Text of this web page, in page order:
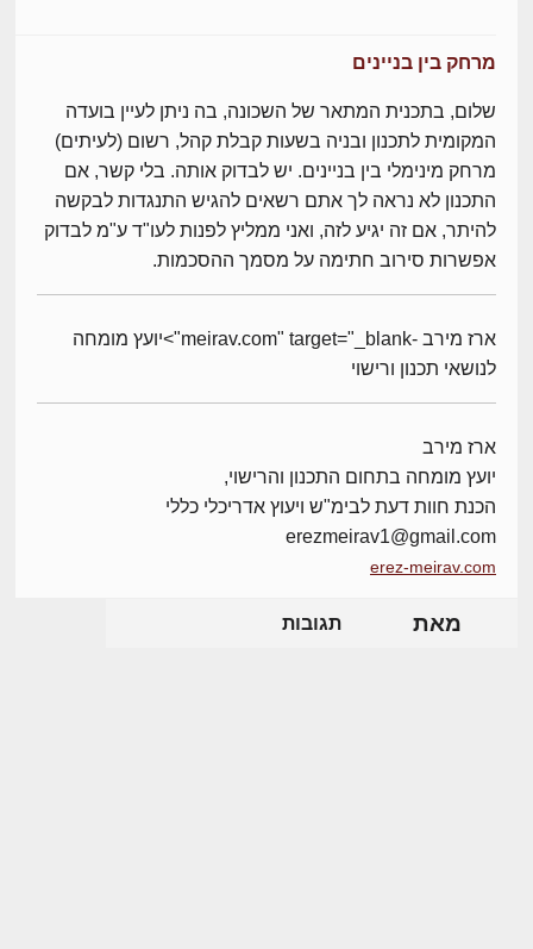
מרחק בין בניינים
שלום, בתכנית המתאר של השכונה, בה ניתן לעיין בועדה
המקומית לתכנון ובניה בשעות קבלת קהל, רשום (לעיתים)
מרחק מינימלי בין בניינים. יש לבדוק אותה. בלי קשר, אם
התכנון לא נראה לך אתם רשאים להגיש התנגדות לבקשה
להיתר, אם זה יגיע לזה, ואני ממליץ לפנות לעו"ד ע"מ לבדוק
אפשרות סירוב חתימה על מסמך ההסכמות.
ארז מירב -meirav.com" target="_blank">יועץ מומחה
לנושאי תכנון ורישוי
ארז מירב
יועץ מומחה בתחום התכנון והרישוי,
הכנת חוות דעת לבימ"ש ויעוץ אדריכלי כללי
erezmeirav1@gmail.com
erez-meirav.com
מאת תגובות